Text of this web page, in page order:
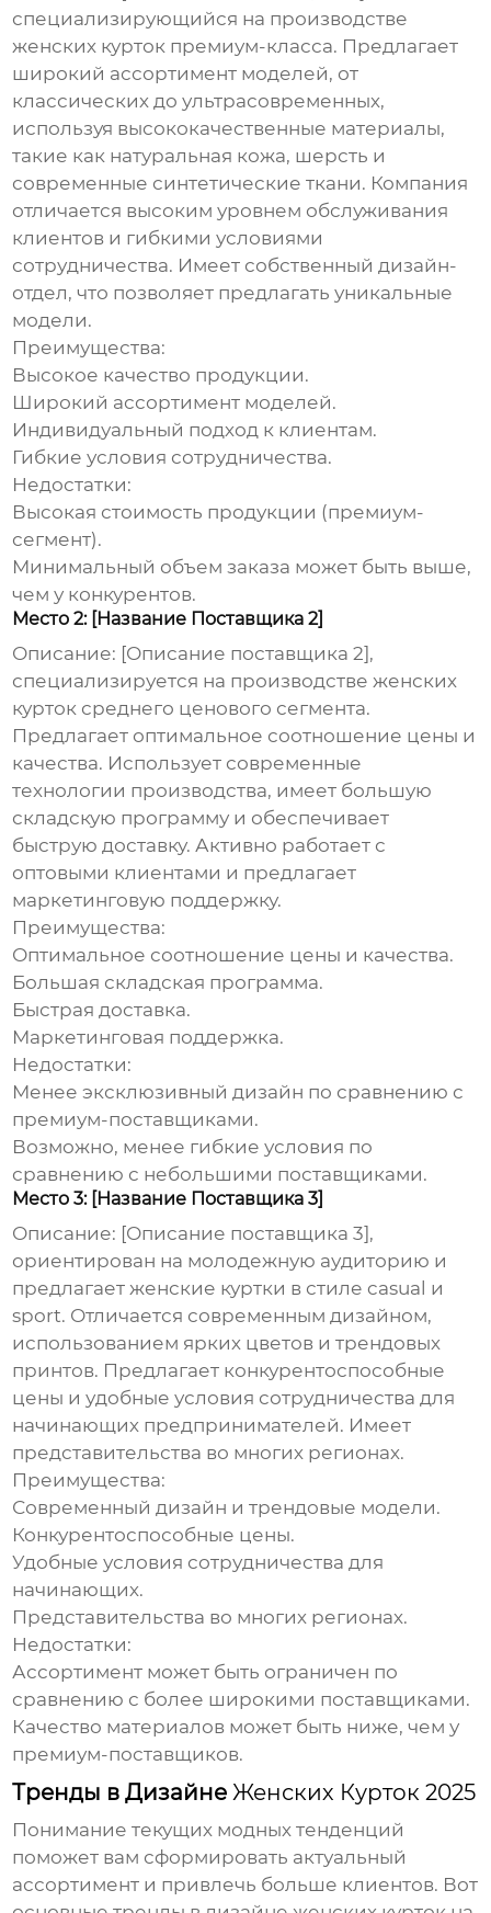
специализирующийся на производстве
женских курток премиум-класса. Предлагает
широкий ассортимент моделей, от
классических до ультрасовременных,
используя высококачественные материалы,
такие как натуральная кожа, шерсть и
современные синтетические ткани. Компания
отличается высоким уровнем обслуживания
клиентов и гибкими условиями
сотрудничества. Имеет собственный дизайн-
отдел, что позволяет предлагать уникальные
модели.
Преимущества:
Высокое качество продукции.
Широкий ассортимент моделей.
Индивидуальный подход к клиентам.
Гибкие условия сотрудничества.
Недостатки:
Высокая стоимость продукции (премиум-
сегмент).
Минимальный объем заказа может быть выше,
чем у конкурентов.
Место 2: [Название Поставщика 2]
Описание: [Описание поставщика 2],
специализируется на производствеженских
курток среднего ценового сегмента.
Предлагает оптимальное соотношение цены и
качества. Использует современные
технологии производства, имеет большую
складскую программу и обеспечивает
быструю доставку. Активно работает с
оптовыми клиентами и предлагает
маркетинговую поддержку.
Преимущества:
Оптимальное соотношение цены и качества.
Большая складская программа.
Быстрая доставка.
Маркетинговая поддержка.
Недостатки:
Менее эксклюзивный дизайн по сравнению с
премиум-поставщиками.
Возможно, менее гибкие условия по
сравнению с небольшими поставщиками.
Место 3: [Название Поставщика 3]
Описание: [Описание поставщика 3],
ориентирован на молодежную аудиторию и
предлагаетженские куртки в стиле casual и
sport. Отличается современным дизайном,
использованием ярких цветов и трендовых
принтов. Предлагает конкурентоспособные
цены и удобные условия сотрудничества для
начинающих предпринимателей. Имеет
представительства во многих регионах.
Преимущества:
Современный дизайн и трендовые модели.
Конкурентоспособные цены.
Удобные условия сотрудничества для
начинающих.
Представительства во многих регионах.
Недостатки:
Ассортимент может быть ограничен по
сравнению с более широкими поставщиками.
Качество материалов может быть ниже, чем у
премиум-поставщиков.
Тренды в ДизайнеЖенских Курток 2025
Понимание текущих модных тенденций
поможет вам сформировать актуальный
ассортимент и привлечь больше клиентов. Вот